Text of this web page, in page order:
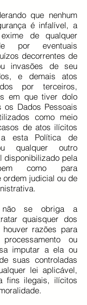
que nenhum
é infalível, a
de qualquer
por eventuais
decorrentes de
invasões de seu
e demais atos
por terceiros,
em que tiver dolo
os Dados Pessoais
como meio
de atos ilícitos
esta Política de
qualquer outro
disponibilizado pela
como para
ordem judicial ou de
não se obriga a
quaisquer dos
razões para
ou
imputar a ela ou
suas controladas
lei aplicável,
fins ilegais, ilícitos